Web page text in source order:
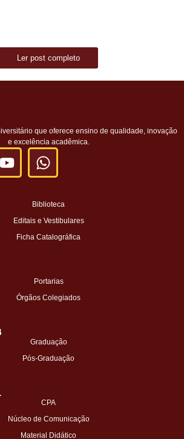
Ler post completo
que oferece ensino de qualidade, inovação
e excelência acadêmica.
Biblioteca
Editais e Vestibulares
Ficha Catalográfica
Portarias
Órgãos Colegiados
Graduação
Pós-Graduação
CPA
Núcleo de Comunicação
Material Didático